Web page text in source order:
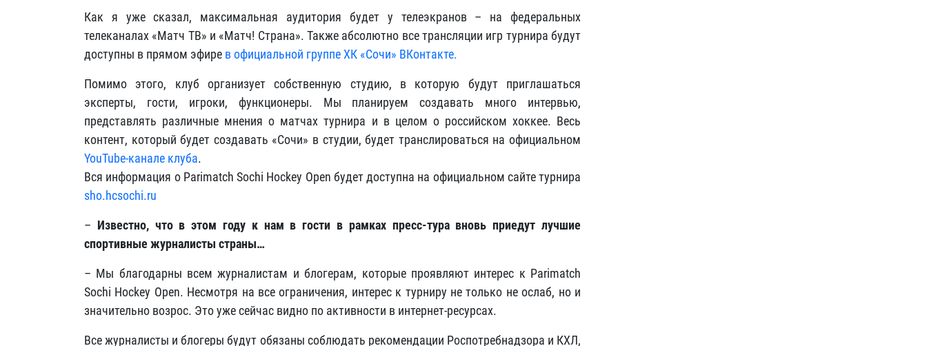
Как я уже сказал, максимальная аудитория будет у телеэкранов – на федеральных
телеканалах «Матч ТВ» и «Матч! Страна». Также абсолютно все трансляции игр турнира будут
доступны в прямом эфире в официальной группе ХК «Сочи» ВКонтакте.
Помимо этого, клуб организует собственную студию, в которую будут приглашаться
эксперты, гости, игроки, функционеры. Мы планируем создавать много интервью,
представлять различные мнения о матчах турнира и в целом о российском хоккее. Весь
контент, который будет создавать «Сочи» в студии, будет транслироваться на официальном
YouTube-канале клуба.
Вся информация о Parimatch Sochi Hockey Open будет доступна на официальном сайте турнира
sho.hcsochi.ru
– Известно, что в этом году к нам в гости в рамках пресс-тура вновь приедут лучшие
спортивные журналисты страны…
– Мы благодарны всем журналистам и блогерам, которые проявляют интерес к Parimatch
Sochi Hockey Open. Несмотря на все ограничения, интерес к турниру не только не ослаб, но и
значительно возрос. Это уже сейчас видно по активности в интернет-ресурсах.
Все журналисты и блогеры будут обязаны соблюдать рекомендации Роспотребнадзора и КХЛ,